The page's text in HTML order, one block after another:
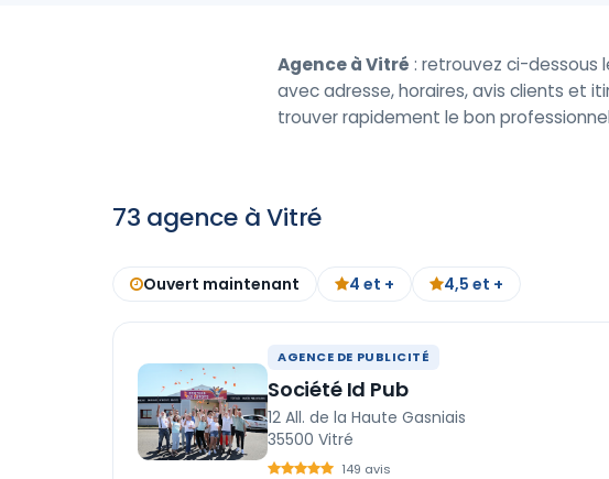
Agence à Vitré : retrouvez ci-dessous
avec adresse, horaires, avis clients et
trouver rapidement le bon
73 agence à Vitré
Ouvert maintenant 4 et + 4,5 et +
AGENCE DE PUBLICITÉ
Société Id Pub
12 All. de la Haute Gasniais
35500 Vitré
149 avis